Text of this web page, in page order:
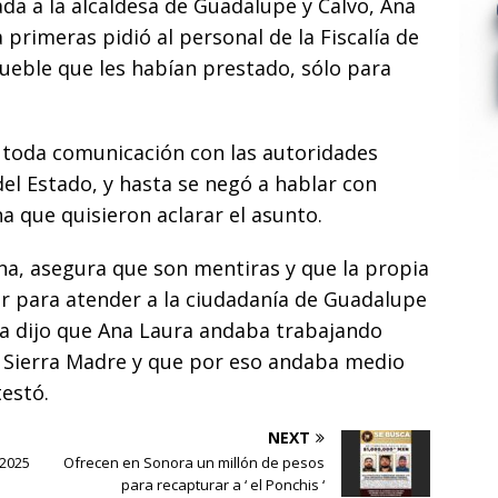
a la alcaldesa de Guadalupe y Calvo, Ana
primeras pidió al personal de la Fiscalía de
que les habían prestado, sólo para
comunicación con las autoridades
Estado, y hasta se negó a hablar con
que quisieron aclarar el asunto.
asegura que son mentiras y que la propia
para atender a la ciudadanía de Guadalupe
dijo que Ana Laura andaba trabajando
Madre y que por eso andaba medio
NEXT
Ofrecen en Sonora un millón de pesos
para recapturar a ‘ el Ponchis ‘